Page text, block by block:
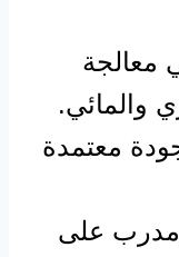
معالجة
والمائي.
معتمدة
على